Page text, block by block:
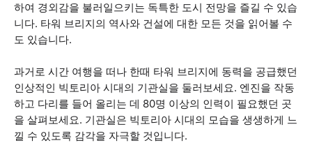
하여 경외감을 불러일으키는 독특한 도시 전망을 즐길 수 있습
니다. 타워 브리지의 역사와 건설에 대한 모든 것을 읽어볼 수
도 있습니다.
과거로 시간 여행을 떠나 한때 타워 브리지에 동력을 공급했던
인상적인 빅토리아 시대의 기관실을 둘러보세요. 엔진을 작동
하고 다리를 들어 올리는 데 80명 이상의 인력이 필요했던 곳
을 살펴보세요. 기관실은 빅토리아 시대의 모습을 생생하게 느
낄 수 있도록 감각을 자극할 것입니다.